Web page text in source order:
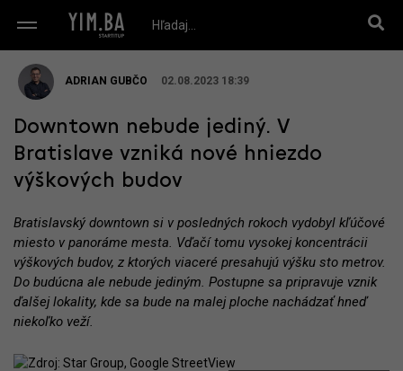
ADRIAN GUBČO 02.08.2023 18:39
Downtown nebude jediný. V
Bratislave vzniká nové hniezdo
výškových budov
Bratislavský downtown si v posledných rokoch vydobyl kľúčové
miesto v panoráme mesta. Vďačí tomu vysokej koncentrácii
výškových budov, z ktorých viaceré presahujú výšku sto metrov.
Do budúcna ale nebude jediným. Postupne sa pripravuje vznik
ďalšej lokality, kde sa bude na malej ploche nachádzať hneď
niekoľko veží.